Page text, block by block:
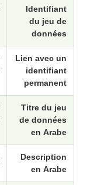
Identifiant
du jeu de
données
Lien avec un
identifiant
permanent
Titre du jeu
de données
en Arabe
Description
en Arabe